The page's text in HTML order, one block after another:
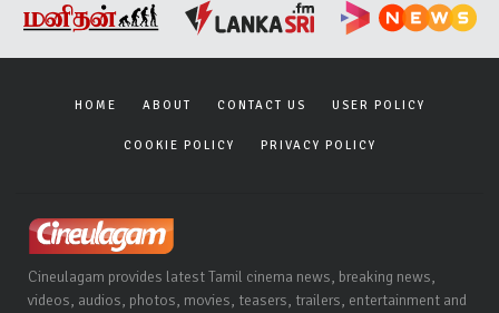
HOME ABOUT CONTACT US USER POLICY
COOKIE POLICY PRIVACY POLICY
Cineulagam provides latest Tamil cinema news, breaking news,
videos, audios, photos, movies, teasers, trailers, entertainment and